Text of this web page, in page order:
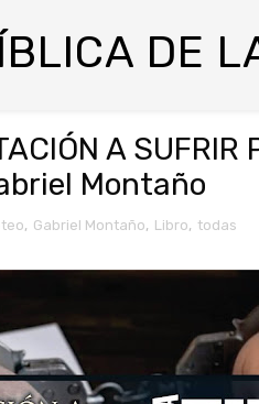
DE
A SUFRIR
Montaño
, Gabriel Montaño, Libro, todas